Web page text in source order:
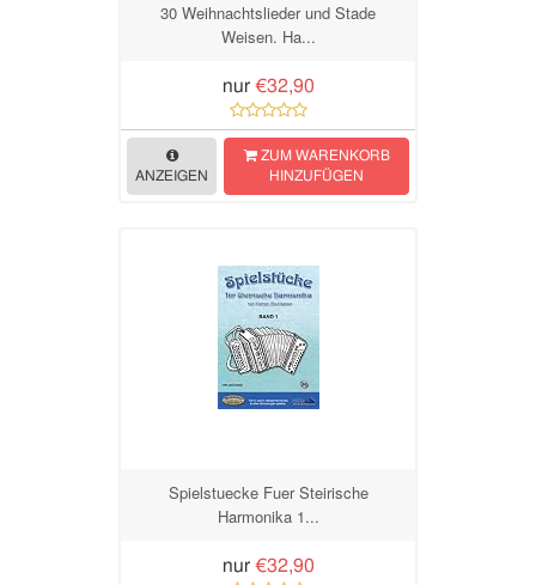
30 Weihnachtslieder und Stade
Weisen. Ha...
nur €32,90
ANZEIGEN
ZUM WARENKORB
HINZUFÜGEN
Spielstuecke Fuer Steirische
Harmonika 1...
nur €32,90